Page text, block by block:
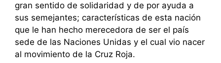
gran sentido de solidaridad y de por ayuda a
sus semejantes; características de esta nación
que le han hecho merecedora de ser el país
sede de las Naciones Unidas y el cual vio nacer
al movimiento de la Cruz Roja.